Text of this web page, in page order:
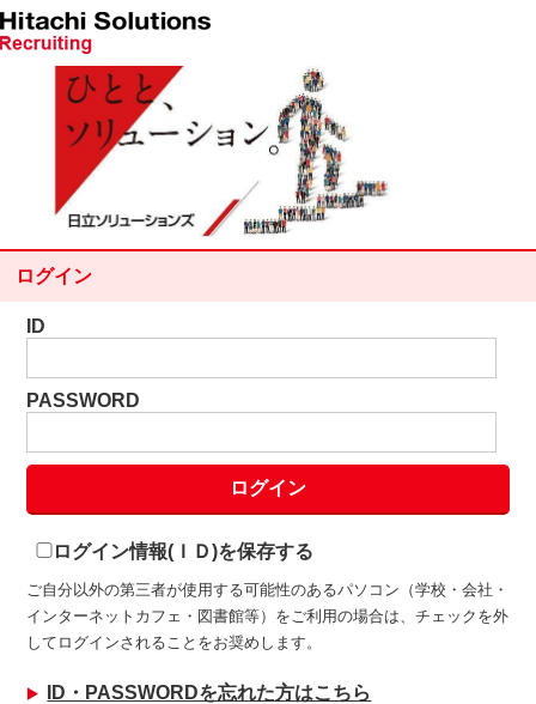
ログイン
ID
PASSWORD
ログイン情報(ＩＤ)を保存する
ご自分以外の第三者が使用する可能性のあるパソコン（学校・会社・
インターネットカフェ・図書館等）をご利用の場合は、チェックを外
してログインされることをお奨めします。
ID・PASSWORDを忘れた方はこちら